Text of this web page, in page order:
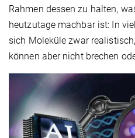
Rahmen dessen zu halten,
heutzutage machbar ist: In
sich Moleküle zwar
können aber nicht brechen